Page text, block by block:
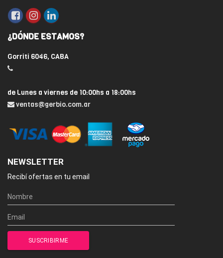
¿DÓNDE ESTAMOS?
Gorriti 6046, CABA
de Lunes a viernes de 10:00hs a 18:00hs
ventas@gerbio.com.ar
NEWSLETTER
Recibí ofertas en tu email